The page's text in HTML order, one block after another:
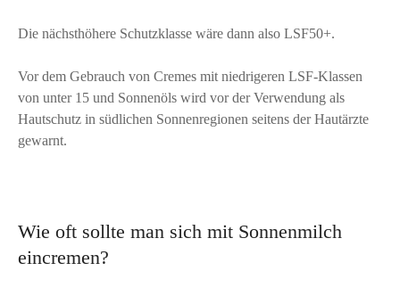
Die nächsthöhere Schutzklasse wäre dann also LSF50+.
Vor dem Gebrauch von Cremes mit niedrigeren LSF-Klassen
von unter 15 und Sonnenöls wird vor der Verwendung als
Hautschutz in südlichen Sonnenregionen seitens der Hautärzte
gewarnt.
Wie oft sollte man sich mit Sonnenmilch
eincremen?